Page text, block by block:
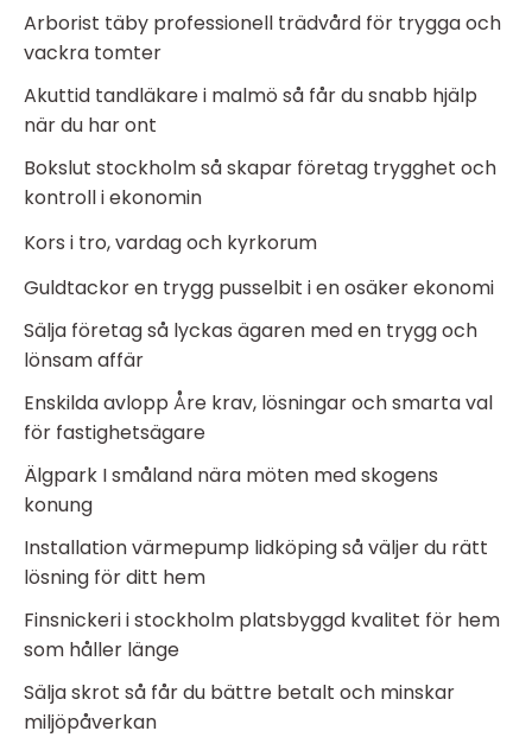
Arborist täby professionell trädvård för trygga och
vackra tomter
Akuttid tandläkare i malmö så får du snabb hjälp
när du har ont
Bokslut stockholm så skapar företag trygghet och
kontroll i ekonomin
Kors i tro, vardag och kyrkorum
Guldtackor en trygg pusselbit i en osäker ekonomi
Sälja företag så lyckas ägaren med en trygg och
lönsam affär
Enskilda avlopp Åre krav, lösningar och smarta val
för fastighetsägare
Älgpark I småland nära möten med skogens
konung
Installation värmepump lidköping så väljer du rätt
lösning för ditt hem
Finsnickeri i stockholm platsbyggd kvalitet för hem
som håller länge
Sälja skrot så får du bättre betalt och minskar
miljöpåverkan